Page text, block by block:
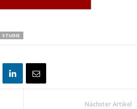
STUDIE
Nächster Artikel